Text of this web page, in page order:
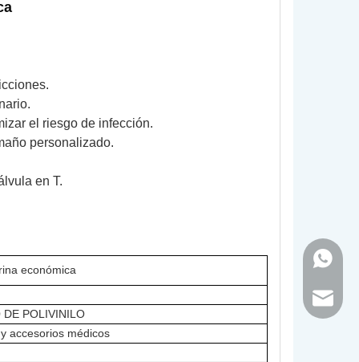
el riesgo de infección.
personalizado.
en T.
económica
DE POLIVINILO
accesorios médicos
+86-